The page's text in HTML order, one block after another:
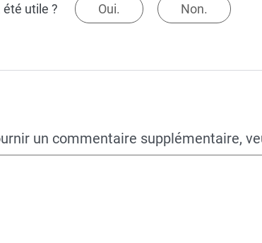
été utile ? Oui. Non.
un commentaire supplémentaire,